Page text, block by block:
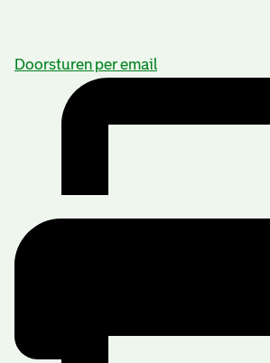
Doorsturen per email